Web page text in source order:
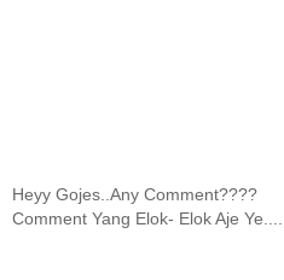
Heyy Gojes..Any Comment????
Comment Yang Elok- Elok Aje Ye......